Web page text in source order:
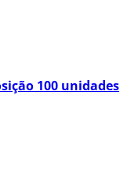
100 unidades